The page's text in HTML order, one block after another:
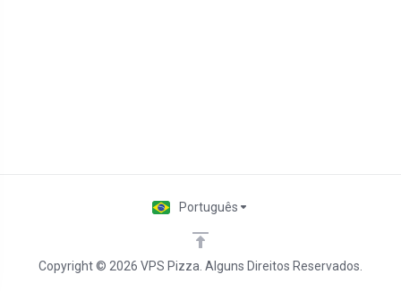
Copyright © 2026 VPS Pizza. Alguns Direitos Reservados.
Português